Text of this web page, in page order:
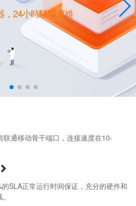
，24小時駐場運維
联通移动骨干端口，连接速度在10-
SLA正常运行时间保证，充分的硬件和